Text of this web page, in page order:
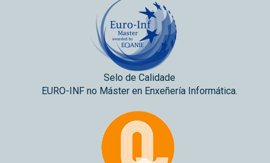
Selo de Calidade
EURO-INF no Máster en Enxeñería Informática.